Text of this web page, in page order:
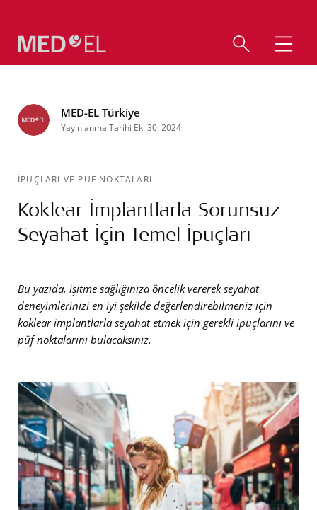
MED-EL Türkiye
Yayınlanma Tarihi Eki 30, 2024
İPUÇLARI VE PÜF NOKTALARI
Koklear İmplantlarla Sorunsuz
Seyahat İçin Temel İpuçları
Bu yazıda, işitme sağlığınıza öncelik vererek seyahat
deneyimlerinizi en iyi şekilde değerlendirebilmeniz için
koklear implantlarla seyahat etmek için gerekli ipuçlarını ve
püf noktalarını bulacaksınız.